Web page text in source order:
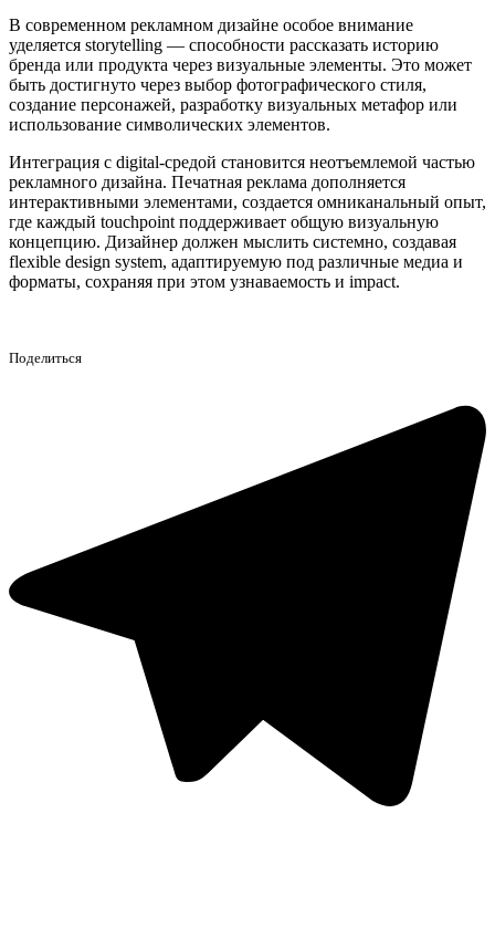
В современном рекламном дизайне особое внимание
уделяется storytelling — способности рассказать историю
бренда или продукта через визуальные элементы. Это может
быть достигнуто через выбор фотографического стиля,
создание персонажей, разработку визуальных метафор или
использование символических элементов.
Интеграция с digital-средой становится неотъемлемой частью
рекламного дизайна. Печатная реклама дополняется
интерактивными элементами, создается омниканальный опыт,
где каждый touchpoint поддерживает общую визуальную
концепцию. Дизайнер должен мыслить системно, создавая
flexible design system, адаптируемую под различные медиа и
форматы, сохраняя при этом узнаваемость и impact.
Поделиться